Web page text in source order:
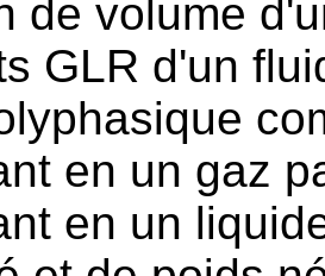
de volume
GLR d'un
en un gaz
en un